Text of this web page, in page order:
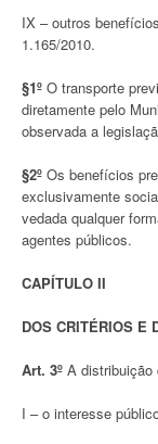
IX – outros
1.165/2010.
§1º O transporte
diretamente pelo
observada a
§2º Os benefícios
exclusivamente
vedada qualquer
agentes públicos.
CAPÍTULO II
DOS CRITÉRIOS E
Art. 3º A distribuição
I – o interesse